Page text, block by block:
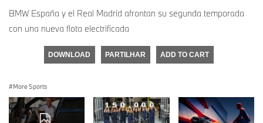
BMW España y el Real Madrid afrontan su segunda temporada
con una nueva flota electrificada
DOWNLOAD PARTILHAR ADD TO CART
More Sports